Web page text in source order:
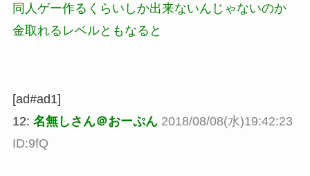
同人ゲー作るくらいしか出来ないんじゃないのか
金取れるレベルともなると
[ad#ad1]
12: 名無しさん＠おーぷん 2018/08/08(水)19:42:23
ID:9fQ